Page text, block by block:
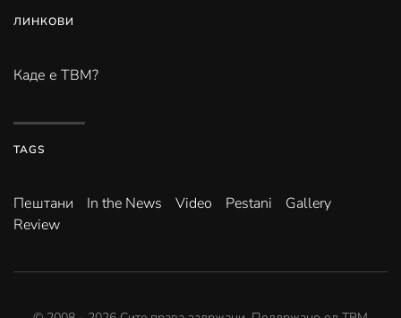
ЛИНКОВИ
Каде е ТВМ?
TAGS
Пештани In the News Video Pestani
Gallery
Review